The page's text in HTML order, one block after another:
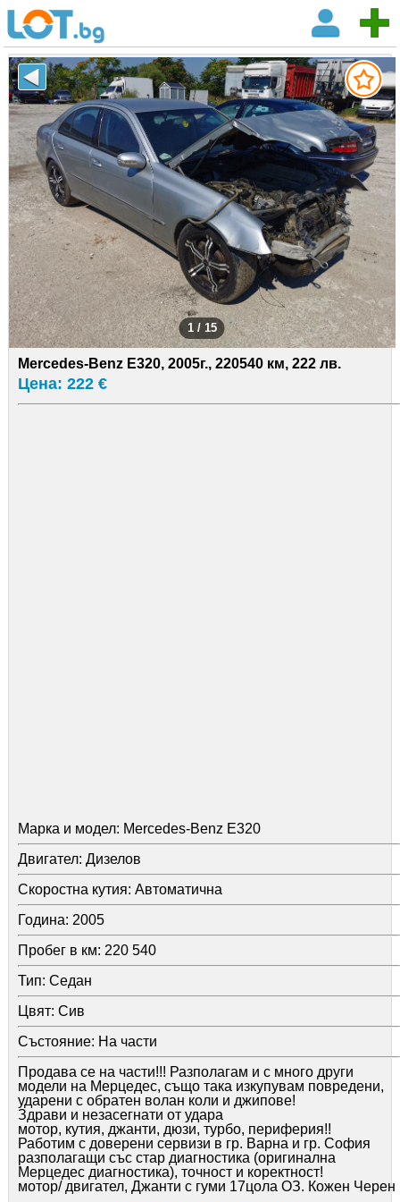
1 / 15
Mercedes-Benz E320, 2005г., 220540 км, 222 лв.
Цена: 222 €
Марка и модел: Mercedes-Benz E320
Двигател: Дизелов
Скоростна кутия: Автоматична
Година: 2005
Пробег в км: 220 540
Тип: Седан
Цвят: Сив
Състояние: На части
Продава се на части!!! Разполагам и с много други
модели на Мерцедес, също така изкупувам повредени,
ударени с обратен волан коли и джипове!
Здрави и незасегнати от удара
мотор, кутия, джанти, дюзи, турбо, периферия!!
Работим с доверени сервизи в гр. Варна и гр. София
разполагащи със стар диагностика (оригинална
Мерцедес диагностика), точност и коректност!
мотор/ двигател, Джанти с гуми 17цола ОЗ. Кожен Черен